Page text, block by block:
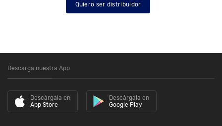
Quiero ser distribuidor
Descarga nuestra App
Descárgala en
App Store
Descárgala en
Google Play